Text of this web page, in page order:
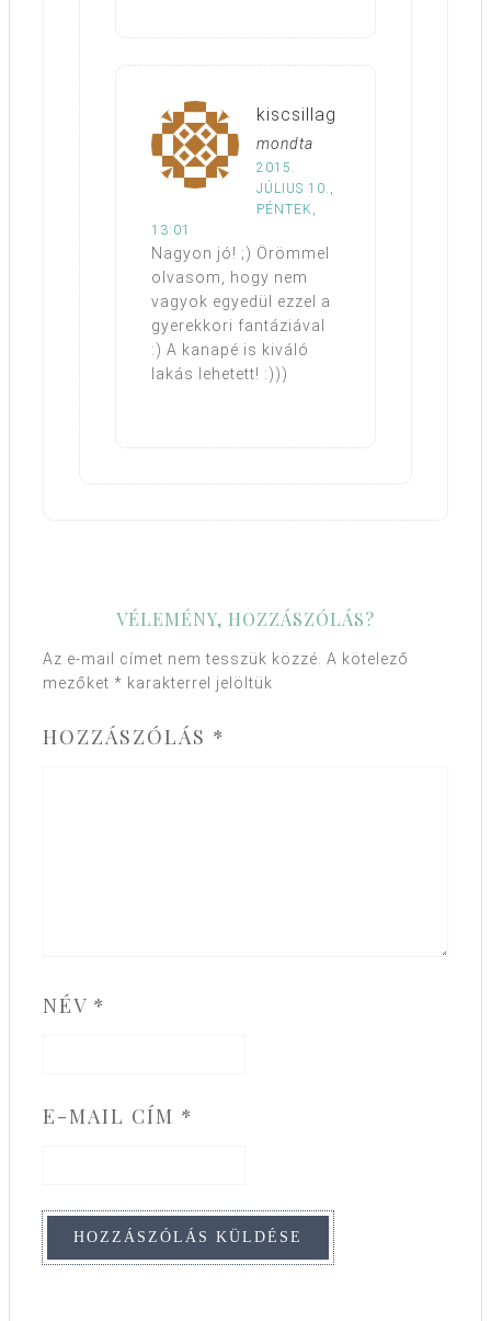
kiscsillag
mondta
2015.
JÚLIUS 10.,
PÉNTEK,
13:01
Nagyon jó! ;) Örömmel
olvasom, hogy nem
vagyok egyedül ezzel a
gyerekkori fantáziával
:) A kanapé is kiváló
lakás lehetett! :)))
VÉLEMÉNY, HOZZÁSZÓLÁS?
Az e-mail címet nem tesszük közzé. A kötelező
mezőket * karakterrel jelöltük
HOZZÁSZÓLÁS *
NÉV *
E-MAIL CÍM *